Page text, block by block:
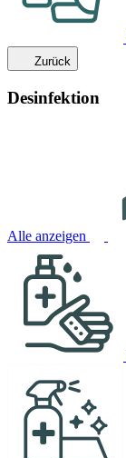
Zurück
Desinfektion
Alle anzeigen